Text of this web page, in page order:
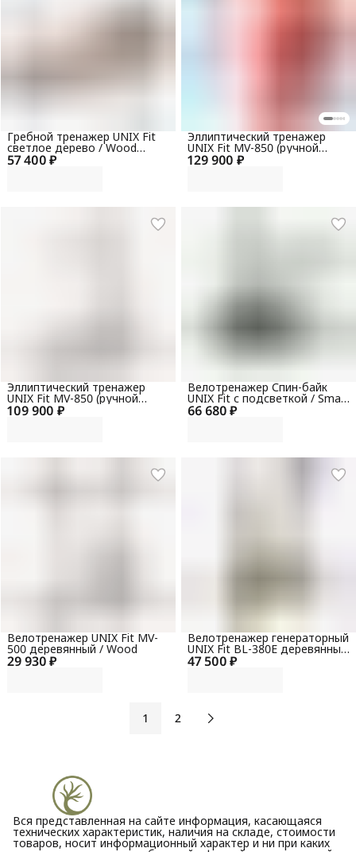
57 400 ₽
Гребной тренажер UNIX Fit
светлое дерево / Wood
Rower Light 129 900 ₽
Эллиптический тренажер
UNIX Fit MV-850 (ручной
наклон / Manual Incline)
деревянный
109 900 ₽
Эллиптический тренажер
UNIX Fit MV-850 (ручной
наклон / Manual Incline)
зеркальный
66 680 ₽
Велотренажер Спин-байк
UNIX Fit с подсветкой / Smart
Light 700
29 930 ₽
Велотренажер UNIX Fit MV-
500 деревянный / Wood
47 500 ₽
Велотренажер генераторный
UNIX Fit BL-380E деревянный
/ Wood
1 2
Вся представленная на сайте информация, касающаяся
технических характеристик, наличия на складе, стоимости
товаров, носит информационный характер и ни при каких